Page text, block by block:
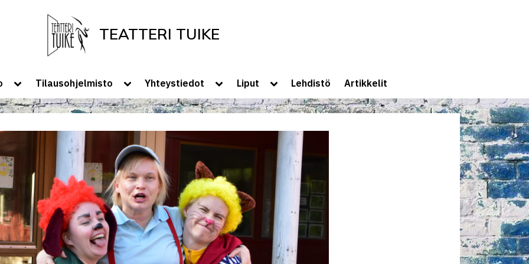
TEATTERI TUIKE
Toggle
menu
Tilausohjelmisto Toggle
menu
Yhteystiedot Toggle
menu
Liput Toggle
menu
Lehdistö Artikkelit